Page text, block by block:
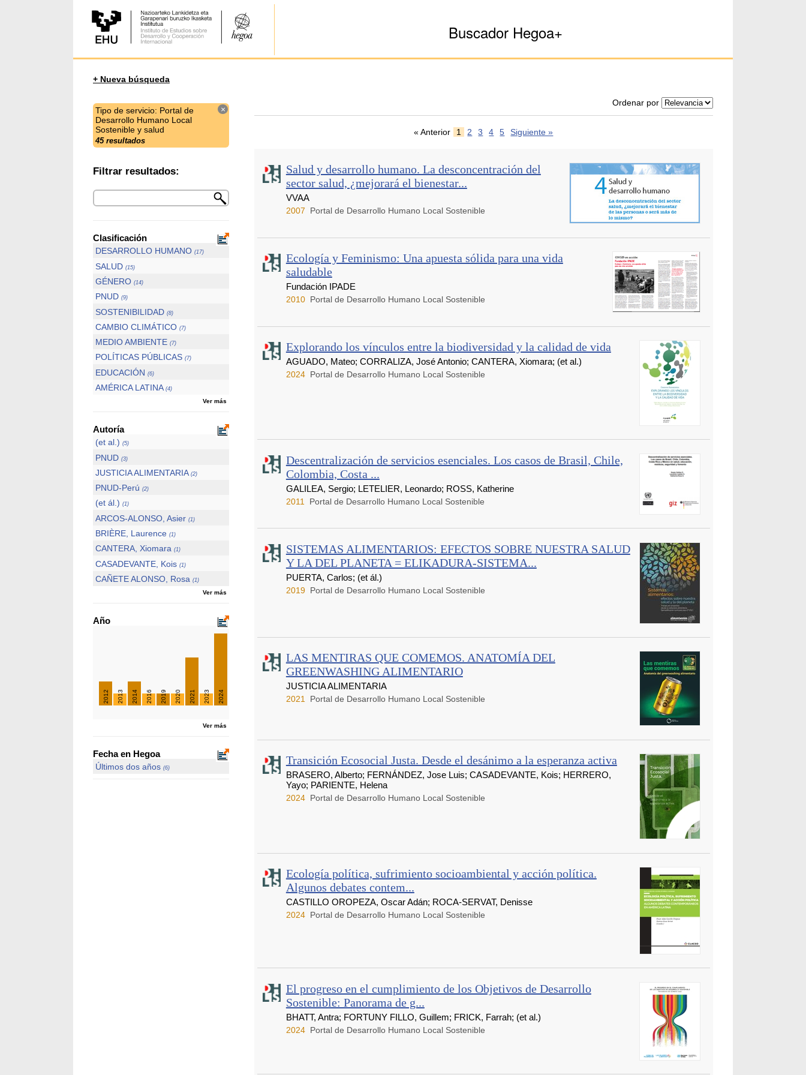
Buscador Hegoa+
+ Nueva búsqueda
Tipo de servicio: Portal de
Desarrollo Humano Local
Sostenible y salud
45 resultados
×
Filtrar resultados:
Clasificación
DESARROLLO HUMANO (17)
SALUD (15)
GÉNERO (14)
PNUD (9)
SOSTENIBILIDAD (8)
CAMBIO CLIMÁTICO (7)
MEDIO AMBIENTE (7)
POLÍTICAS PÚBLICAS (7)
EDUCACIÓN (6)
AMÉRICA LATINA (4)
Ver más
Autoría
(et al.) (5)
PNUD (3)
JUSTICIA ALIMENTARIA (2)
PNUD-Perú (2)
(et ál.) (1)
ARCOS-ALONSO, Asier (1)
BRIÈRE, Laurence (1)
CANTERA, Xiomara (1)
CASADEVANTE, Kois (1)
CAÑETE ALONSO, Rosa (1)
Ver más
Año
2012 2013 2014 2016 2019 2020 2021 2023 2024
Ver más
Fecha en Hegoa
Últimos dos años (6)
Ordenar por
« Anterior 1 2 3 4 5 Siguiente »
Salud y desarrollo humano. La desconcentración del
sector salud, ¿mejorará el bienestar...
VVAA
2007 Portal de Desarrollo Humano Local Sostenible
Ecología y Feminismo: Una apuesta sólida para una vida
saludable
Fundación IPADE
2010 Portal de Desarrollo Humano Local Sostenible
Explorando los vínculos entre la biodiversidad y la calidad de vida
AGUADO, Mateo; CORRALIZA, José Antonio; CANTERA, Xiomara; (et al.)
2024 Portal de Desarrollo Humano Local Sostenible
Descentralización de servicios esenciales. Los casos de Brasil, Chile,
Colombia, Costa ...
GALILEA, Sergio; LETELIER, Leonardo; ROSS, Katherine
2011 Portal de Desarrollo Humano Local Sostenible
SISTEMAS ALIMENTARIOS: EFECTOS SOBRE NUESTRA SALUD
Y LA DEL PLANETA = ELIKADURA-SISTEMA...
PUERTA, Carlos; (et ál.)
2019 Portal de Desarrollo Humano Local Sostenible
LAS MENTIRAS QUE COMEMOS. ANATOMÍA DEL
GREENWASHING ALIMENTARIO
JUSTICIA ALIMENTARIA
2021 Portal de Desarrollo Humano Local Sostenible
Transición Ecosocial Justa. Desde el desánimo a la esperanza activa
BRASERO, Alberto; FERNÁNDEZ, Jose Luis; CASADEVANTE, Kois; HERRERO,
Yayo; PARIENTE, Helena
2024 Portal de Desarrollo Humano Local Sostenible
Ecología política, sufrimiento socioambiental y acción política.
Algunos debates contem...
CASTILLO OROPEZA, Oscar Adán; ROCA-SERVAT, Denisse
2024 Portal de Desarrollo Humano Local Sostenible
El progreso en el cumplimiento de los Objetivos de Desarrollo
Sostenible: Panorama de g...
BHATT, Antra; FORTUNY FILLO, Guillem; FRICK, Farrah; (et al.)
2024 Portal de Desarrollo Humano Local Sostenible